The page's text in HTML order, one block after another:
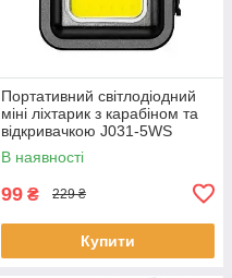
Портативний світлодіодний
міні ліхтарик з карабіном та
відкривачкою J031-5WS
Ліхтарик-брелок на ключі
В наявності
99 ₴ 229 ₴
Купити